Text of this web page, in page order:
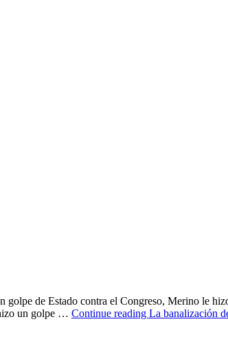
de Estado contra el Congreso, Merino le
un golpe … Continue reading La banalización